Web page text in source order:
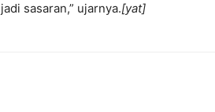
sasaran,” ujarnya.[yat]